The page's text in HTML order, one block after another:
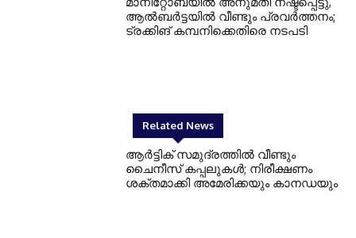
ആൽബർട്ടയിൽ വീണ്ടും പ്രവർത്തനം;
ട്രക്കിങ് കമ്പനിക്കെതിരെ നടപടി
Related News
ആർട്ടിക് സമുദ്രത്തിൽ വീണ്ടും
ചൈനീസ് കപ്പലുകൾ; നിരീക്ഷണം
ശക്തമാക്കി അമേരിക്കയും കാനഡയും